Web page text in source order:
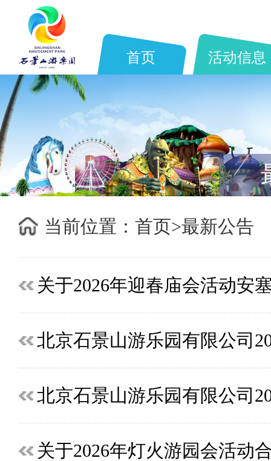
首页 活动信息
当前位置： 首页>最新公告
关于2026年迎春庙会活动安
北京石景山游乐园有限公司
关于2026年灯火游园会活动